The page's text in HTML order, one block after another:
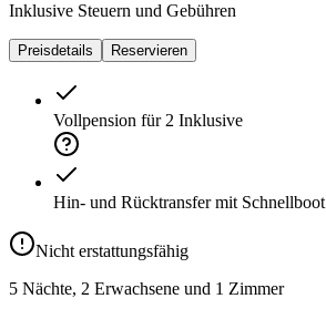
Inklusive Steuern und Gebühren
Preisdetails Reservieren
Vollpension für 2 Inklusive
Hin- und Rücktransfer mit Schnellboot
Nicht erstattungsfähig
5 Nächte, 2 Erwachsene und 1 Zimmer